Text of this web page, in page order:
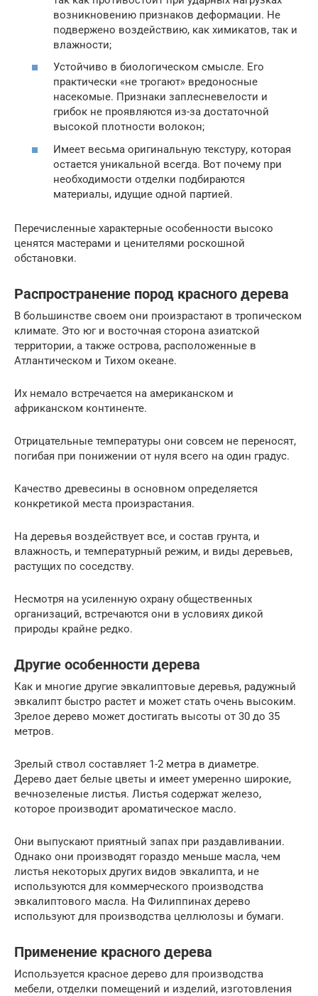
возникновению признаков деформации. Не
подвержено воздействию, как химикатов, так и
влажности;
Устойчиво в биологическом смысле. Его
практически «не трогают» вредоносные
насекомые. Признаки заплесневелости и
грибок не проявляются из-за достаточной
высокой плотности волокон;
Имеет весьма оригинальную текстуру, которая
остается уникальной всегда. Вот почему при
необходимости отделки подбираются
материалы, идущие одной партией.
Перечисленные характерные особенности высоко
ценятся мастерами и ценителями роскошной
обстановки.
Распространение пород красного дерева
В большинстве своем они произрастают в тропическом
климате. Это юг и восточная сторона азиатской
территории, а также острова, расположенные в
Атлантическом и Тихом океане.
Их немало встречается на американском и
африканском континенте.
Отрицательные температуры они совсем не переносят,
погибая при понижении от нуля всего на один градус.
Качество древесины в основном определяется
конкретикой места произрастания.
На деревья воздействует все, и состав грунта, и
влажность, и температурный режим, и виды деревьев,
растущих по соседству.
Несмотря на усиленную охрану общественных
организаций, встречаются они в условиях дикой
природы крайне редко.
Другие особенности дерева
Как и многие другие эвкалиптовые деревья, радужный
эвкалипт быстро растет и может стать очень высоким.
Зрелое дерево может достигать высоты от 30 до 35
метров.
Зрелый ствол составляет 1-2 метра в диаметре.
Дерево дает белые цветы и имеет умеренно широкие,
вечнозеленые листья. Листья содержат железо,
которое производит ароматическое масло.
Они выпускают приятный запах при раздавливании.
Однако они производят гораздо меньше масла, чем
листья некоторых других видов эвкалипта, и не
используются для коммерческого производства
эвкалиптового масла. На Филиппинах дерево
используют для производства целлюлозы и бумаги.
Применение красного дерева
Используется красное дерево для производства
мебели, отделки помещений и изделий, изготовления